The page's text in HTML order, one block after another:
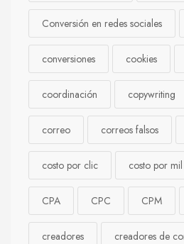
Conversión en redes sociales
conversiones cookies
coordinación copywriting
correo correos falsos
costo por clic costo por
CPA CPC CPM
creadores creadores de